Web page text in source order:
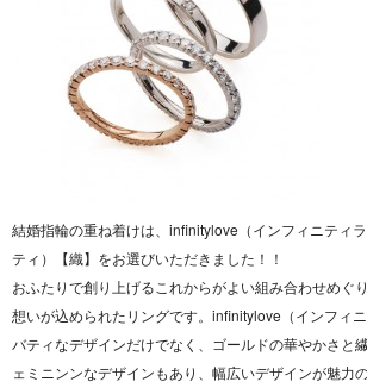
結婚指輪の重ね着けは、infinitylove（インフィニティ
ティ）【織】をお選びいただきました！！
おふたりで創り上げるこれからがよい組み合わせめぐ
想いが込められたリングです。infinitylove（インフィ
バティなデザインだけでなく、ゴールドの華やかさと
ェミニンンなデザインもあり、幅広いデザインが魅力